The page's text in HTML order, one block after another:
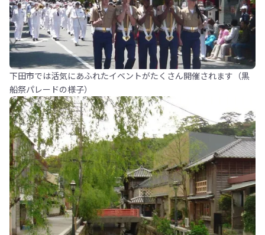
下田市では活気にあふれたイベントがたくさん開催されます（黒
船祭パレードの様子）